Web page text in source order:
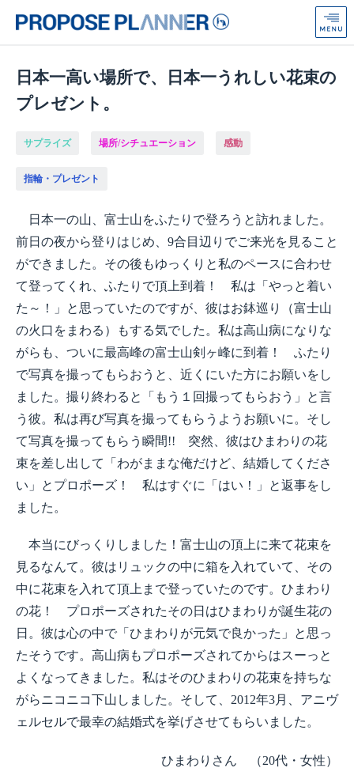
ロ
ズ
プ
ナ
日本一高い場所で、日本一うれしい花束の
プレゼント。
サプライズ 場所/シチュエーション 感動
指輪・プレゼント
日本一の山、富士山をふたりで登ろうと訪れました。
前日の夜から登りはじめ、9合目辺りでご来光を見ること
ができました。その後もゆっくりと私のペースに合わせ
て登ってくれ、ふたりで頂上到着！ 私は「やっと着い
た～！」と思っていたのですが、彼はお鉢巡り（富士山
の火口をまわる）もする気でした。私は高山病になりな
がらも、ついに最高峰の富士山剣ヶ峰に到着！ ふたり
で写真を撮ってもらおうと、近くにいた方にお願いをし
ました。撮り終わると「もう１回撮ってもらおう」と言
う彼。私は再び写真を撮ってもらうようお願いに。そし
て写真を撮ってもらう瞬間!! 突然、彼はひまわりの花
束を差し出して「わがままな俺だけど、結婚してくださ
い」とプロポーズ！ 私はすぐに「はい！」と返事をし
ました。
本当にびっくりしました！富士山の頂上に来て花束を
見るなんて。彼はリュックの中に箱を入れていて、その
中に花束を入れて頂上まで登っていたのです。ひまわり
の花！ プロポーズされたその日はひまわりが誕生花の
日。彼は心の中で「ひまわりが元気で良かった」と思っ
たそうです。高山病もプロポーズされてからはスーっと
よくなってきました。私はそのひまわりの花束を持ちな
がらニコニコ下山しました。そして、2012年3月、アニヴ
ェルセルで最幸の結婚式を挙げさせてもらいました。
ひまわりさん （20代・女性）